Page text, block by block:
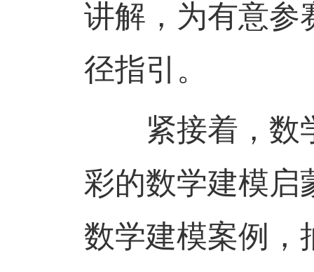
讲解，为有意参
径指引。
紧接着，数学
彩的数学建模启
数学建模案例，